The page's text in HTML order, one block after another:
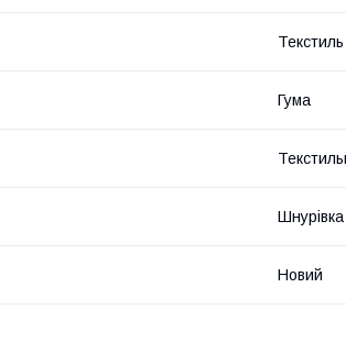
Текстиль
Гума
Шнурівка
Новий